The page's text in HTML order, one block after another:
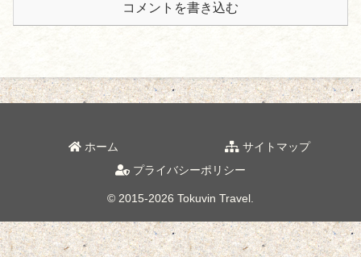
コメントを書き込む
ホーム
サイトマップ
プライバシーポリシー
© 2015-2026 Tokuvin Travel.